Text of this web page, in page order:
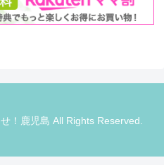
！鹿児島 All Rights Reserved.